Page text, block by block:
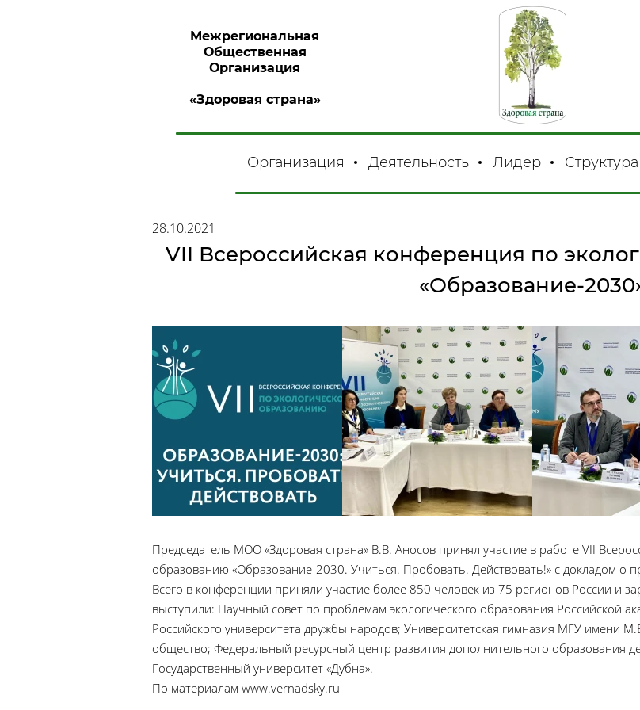
Межрегиональная
Общественная
Организация
«Здоровая страна»
Организация Деятельность Лидер Структура
28.10.2021
VII Всероссийская конференция по
«Образование-
Председатель МОО «Здоровая страна» В.В. Аносов принял участие в работе VII
образованию «Образование-2030. Учиться. Пробовать. Действовать!» с докладом о
Всего в конференции приняли участие более 850 человек из 75 регионов России и
выступили: Научный совет по проблемам экологического образования Российской
Российского университета дружбы народов; Университетская гимназия МГУ имени
общество; Федеральный ресурсный центр развития дополнительного образования
Государственный университет «Дубна».
По материалам www.vernadsky.ru